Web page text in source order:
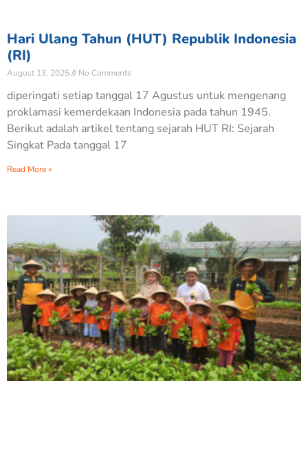
Hari Ulang Tahun (HUT) Republik Indonesia
(RI)
August 13, 2025 No Comments
diperingati setiap tanggal 17 Agustus untuk mengenang
proklamasi kemerdekaan Indonesia pada tahun 1945.
Berikut adalah artikel tentang sejarah HUT RI: Sejarah
Singkat Pada tanggal 17
Read More »